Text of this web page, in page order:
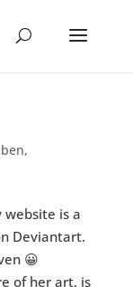
,
website is a
Deviantart.
😀
of her art, is